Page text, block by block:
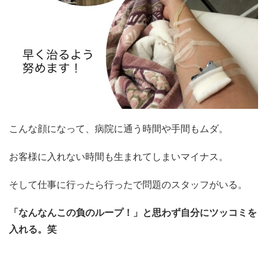
こんな顔になって、病院に通う時間や手間もムダ。
お客様に入れない時間も生まれてしまいマイナス。
そして仕事に行ったら行ったで問題のスタッフがいる。
「なんなんこの負のループ！」と思わず自分にツッコミを
入れる。笑